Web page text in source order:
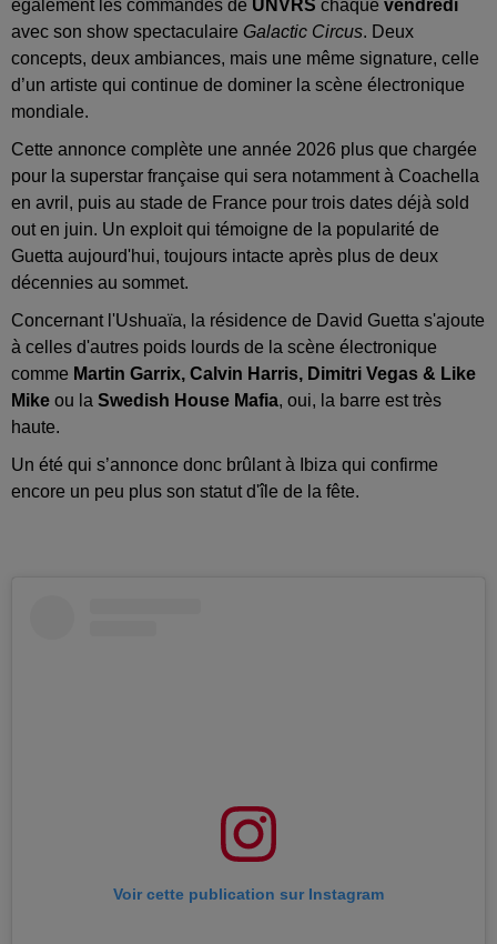
également les commandes de UNVRS chaque vendredi
avec son show spectaculaire Galactic Circus. Deux
concepts, deux ambiances, mais une même signature, celle
d’un artiste qui continue de dominer la scène électronique
mondiale.
Cette annonce complète une année 2026 plus que chargée
pour la superstar française qui sera notamment à Coachella
en avril, puis au stade de France pour trois dates déjà sold
out en juin. Un exploit qui témoigne de la popularité de
Guetta aujourd'hui, toujours intacte après plus de deux
décennies au sommet.
Concernant l'Ushuaïa, la résidence de David Guetta s'ajoute
à celles d'autres poids lourds de la scène électronique
comme Martin Garrix, Calvin Harris, Dimitri Vegas & Like
Mike ou la Swedish House Mafia, oui, la barre est très
haute.
Un été qui s’annonce donc brûlant à Ibiza qui confirme
encore un peu plus son statut d'île de la fête.
Voir cette publication sur Instagram